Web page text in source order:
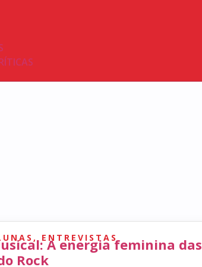
, ENTREVISTAS
A energia feminina das
Rock